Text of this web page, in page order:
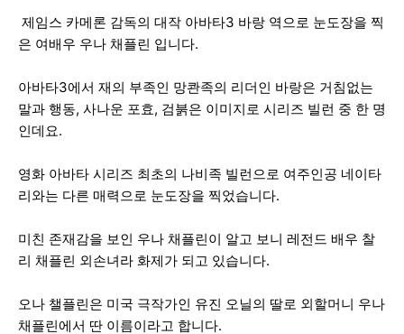
제임스 카메론 감독의 대작 아바타3 바랑 역으로 눈도장을 찍
은 여배우 우나 채플린 입니다.
아바타3에서 재의 부족인 망콴족의 리더인 바랑은 거침없는
말과 행동, 사나운 포효, 검붉은 이미지로 시리즈 빌런 중 한 명
인데요.
영화 아바타 시리즈 최초의 나비족 빌런으로 여주인공 네이타
리와는 다른 매력으로 눈도장을 찍었습니다.
미친 존재감을 보인 우나 채플린이 알고 보니 레전드 배우 찰
리 채플린 외손녀라 화제가 되고 있습니다.
오나 챌플린은 미국 극작가인 유진 오닐의 딸로 외할머니 우나
채플린에서 딴 이름이라고 합니다.